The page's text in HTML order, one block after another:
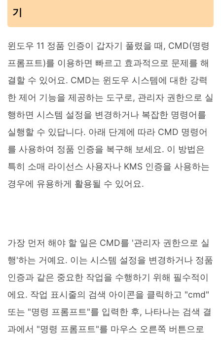
기
윈도우 11 정품 인증이 갑자기 풀렸을 때, CMD(명령
프롬프트)를 이용하면 빠르고 효과적으로 문제를 해
결할 수 있어요. CMD는 윈도우 시스템에 대한 강력
한 제어 기능을 제공하는 도구로, 관리자 권한으로 실
행하면 시스템 설정을 변경하거나 복잡한 명령어를
실행할 수 있답니다. 아래 단계에 따라 CMD 명령어
를 사용하여 정품 인증을 복구해 보세요. 이 방법은
특히 소매 라이선스 사용자나 KMS 인증을 사용하는
경우에 유용하게 활용될 수 있어요.
가장 먼저 해야 할 일은 CMD를 '관리자 권한으로 실
행'하는 거예요. 이는 시스템 설정을 변경하거나 정품
인증과 같은 중요한 작업을 수행하기 위해 필수적이
에요. 작업 표시줄의 검색 아이콘을 클릭하고 "cmd"
또는 "명령 프롬프트"를 입력한 후, 나타나는 검색 결
과에서 "명령 프롬프트"를 마우스 오른쪽 버튼으로